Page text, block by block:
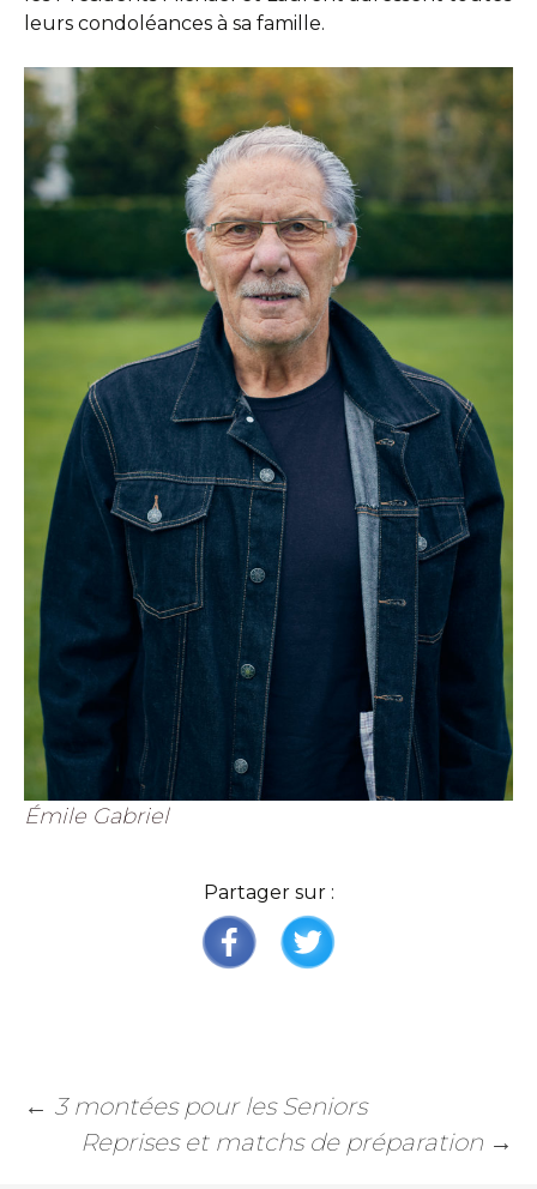
leurs condoléances à sa famille.
Émile Gabriel
Partager sur :
← 3 montées pour les Seniors
Reprises et matchs de préparation →